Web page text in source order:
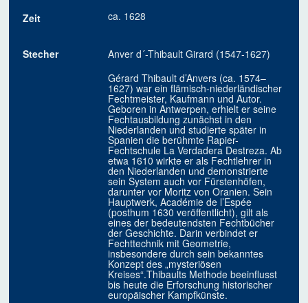
Zeit
ca. 1628
Stecher
Anver d´-Thibault Girard (1547-1627)
Gérard Thibault d’Anvers (ca. 1574–
1627) war ein flämisch-niederländischer
Fechtmeister, Kaufmann und Autor.
Geboren in Antwerpen, erhielt er seine
Fechtausbildung zunächst in den
Niederlanden und studierte später in
Spanien die berühmte Rapier-
Fechtschule La Verdadera Destreza. Ab
etwa 1610 wirkte er als Fechtlehrer in
den Niederlanden und demonstrierte
sein System auch vor Fürstenhöfen,
darunter vor Moritz von Oranien. Sein
Hauptwerk, Académie de l’Espée
(posthum 1630 veröffentlicht), gilt als
eines der bedeutendsten Fechtbücher
der Geschichte. Darin verbindet er
Fechttechnik mit Geometrie,
insbesondere durch sein bekanntes
Konzept des „mysteriösen
Kreises“.Thibaults Methode beeinflusst
bis heute die Erforschung historischer
europäischer Kampfkünste.